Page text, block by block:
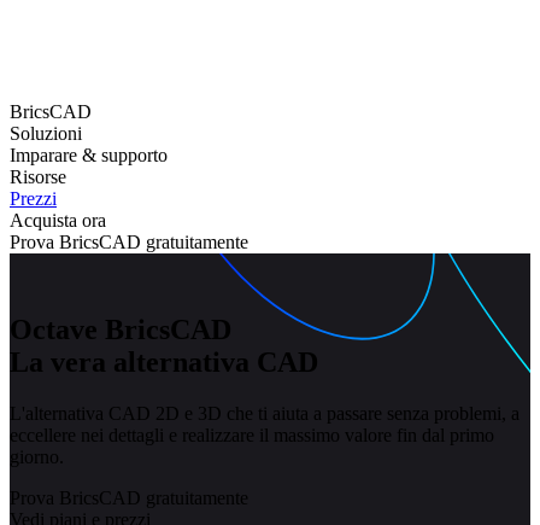
BricsCAD
Soluzioni
Imparare & supporto
Risorse
Prezzi
Acquista ora
Prova BricsCAD gratuitamente
Octave BricsCAD
La vera alternativa CAD
L'alternativa CAD 2D e 3D che ti aiuta a passare senza problemi, a
eccellere nei dettagli e realizzare il massimo valore fin dal primo
giorno.
Prova BricsCAD gratuitamente
Vedi piani e prezzi